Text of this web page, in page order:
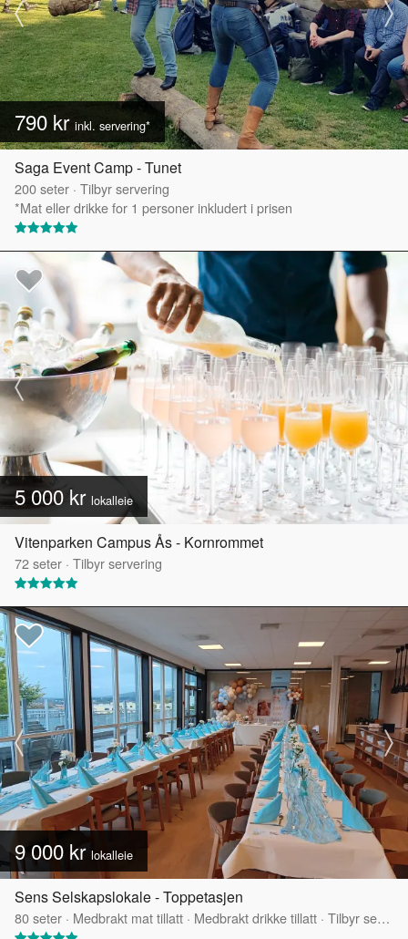
790 kr inkl. servering*
Saga Event Camp - Tunet
200seter · Tilbyr servering
*Mat eller drikke for 1 personer inkludert i prisen
5 000 kr lokalleie
Vitenparken Campus Ås - Kornrommet
72seter · Tilbyr servering
9 000 kr lokalleie
Sens Selskapslokale - Toppetasjen
80seter · Medbrakt mat tillatt · Medbrakt drikke tillatt · Tilbyr servering